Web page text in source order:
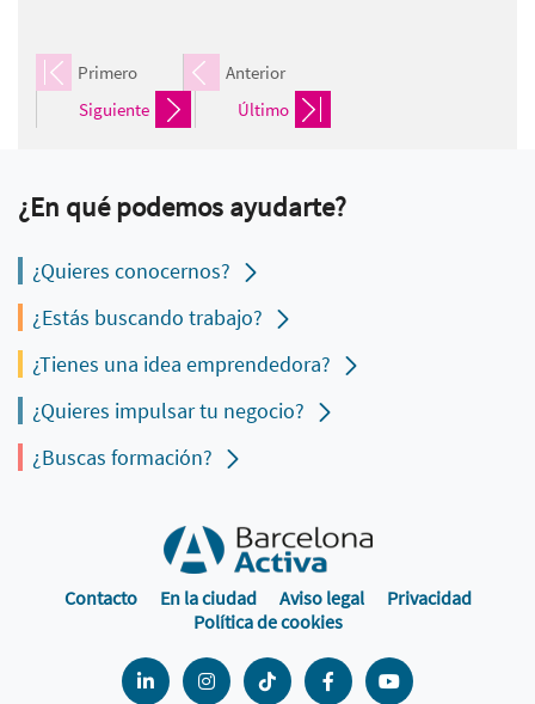
Primero
Anterior
Siguiente
Último
¿En qué podemos ayudarte?
¿Quieres conocernos?
¿Estás buscando trabajo?
¿Tienes una idea emprendedora?
¿Quieres impulsar tu negocio?
¿Buscas formación?
Contacto En la ciudad Aviso legal
Privacidad
Política de cookies